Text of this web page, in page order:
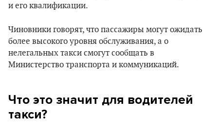
и его квалификации.
Чиновники говорят, что пассажиры могут ожидать
более высокого уровня обслуживания, а о
нелегальных такси смогут сообщать в
Министерство транспорта и коммуникаций.
Что это значит для водителей
такси?